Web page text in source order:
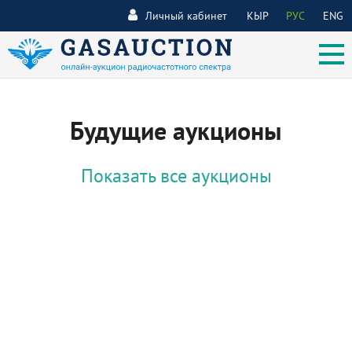
КЫР РУС ENG
Личный кабинет
Будущие аукционы
Показать все аукционы